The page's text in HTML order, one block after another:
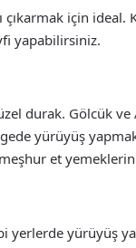
için ideal.
yapabilirsiniz.
durak. Gölcük
yürüyüş
et
yerlerde yürüyüş